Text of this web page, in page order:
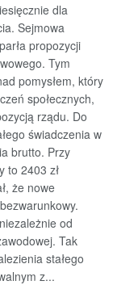
dla
Sejmowa
propozycji
Tym
pomysłem, który
społecznych,
rządu. Do
świadczenia w
brutto. Przy
to 2403 zł
że nowe
od
Tak
stałego
z...